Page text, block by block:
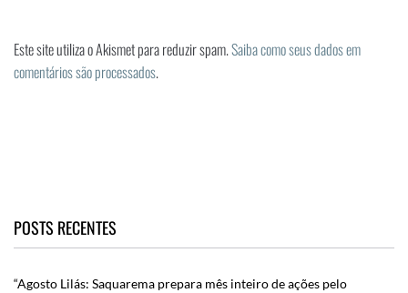
Este site utiliza o Akismet para reduzir spam.Saiba como seus dados em
comentários são processados.
POSTS RECENTES
“Agosto Lilás: Saquarema prepara mês inteiro de ações pelo